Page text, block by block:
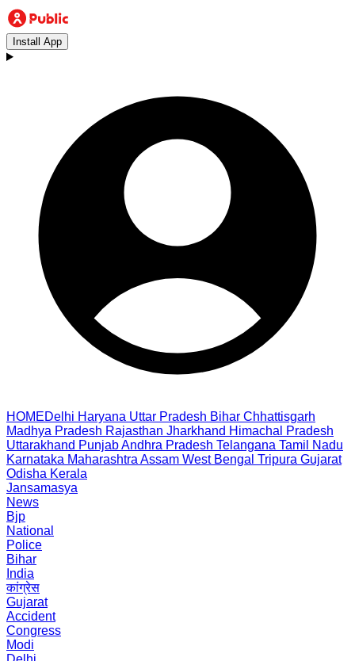
Install App
HOMEDelhi Haryana Uttar Pradesh Bihar Chhattisgarh
Madhya Pradesh Rajasthan Jharkhand Himachal Pradesh
Uttarakhand PunjabAndhra Pradesh Telangana Tamil Nadu
Karnataka Maharashtra Assam West Bengal Tripura Gujarat
Odisha Kerala
Jansamasya
News
Bjp
National
Police
Bihar
India
कांग्रेस
Gujarat
Accident
Congress
Modi